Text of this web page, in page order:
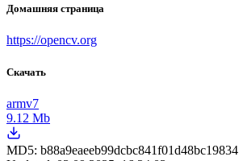
Домашняя страница
https://opencv.org
Скачать
armv7
9.12 Mb
MD5: b88a9eaeeb99dcbc841f01d48bc19834